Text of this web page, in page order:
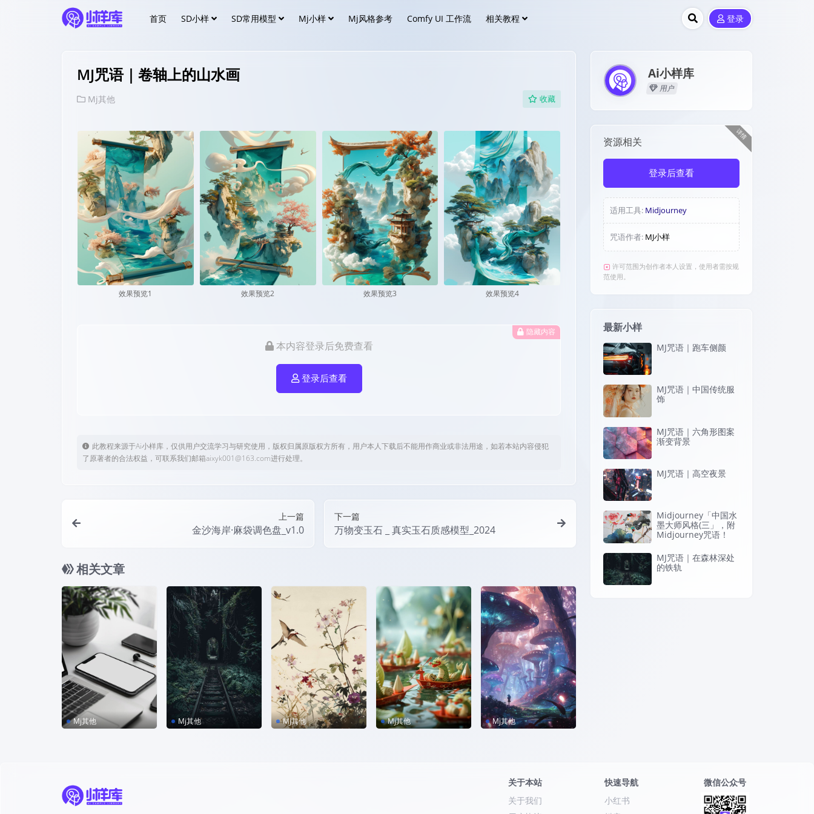
首页 SD小样 SD常用模型 Mj小样 Mj风格参考 Comfy UI 工作流 相关教程 登录
MJ咒语｜卷轴上的山水画
Mj其他 收藏
效果预览1 效果预览2 效果预览3 效果预览4
隐藏内容
本内容登录后免费查看
登录后查看
此教程来源于Ai小样库，仅供用户交流学习与研究使用，版权归属原版权方所有，用户本人下载后不能用作商业或非法用途，如若本站内容侵犯
了原著者的合法权益，可联系我们邮箱aixyk001@163.com进行处理。
上一篇
金沙海岸·麻袋调色盘_v1.0
下一篇
万物变玉石 _ 真实玉石质感模型_2024
相关文章
Mj其他 Mj其他 Mj其他 Mj其他 Mj其他
Ai小样库
用户
详情
资源相关
登录后查看
适用工具: Midjourney
咒语作者: MJ小样
许可范围为创作者本人设置，使用者需按规
范使用。
最新小样
MJ咒语｜跑车侧颜
MJ咒语｜中国传统服
饰
MJ咒语｜六角形图案
渐变背景
MJ咒语｜高空夜景
Midjourney「中国水
墨大师风格(三」，附
Midjourney咒语！
MJ咒语｜在森林深处
的铁轨
关于本站
关于我们
快速导航
小红书
微信公众号